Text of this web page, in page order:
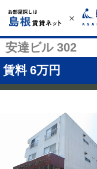
安達ビル 302
賃料 6万円